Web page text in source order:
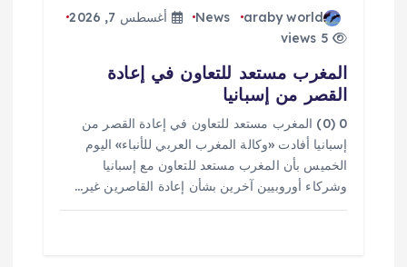
araby world
News
أغسطس 7, 2026
5 views
المغرب مستعد للتعاون في إعادة
القصر من إسبانيا
0 (0) المغرب مستعد للتعاون في إعادة القصر من
إسبانيا أفادت «وكالة المغرب العربي للأنباء» اليوم
الخميس بأن المغرب مستعد للتعاون مع إسبانيا
وشركاء أوروبيين آخرين بشأن إعادة القاصرين غير…